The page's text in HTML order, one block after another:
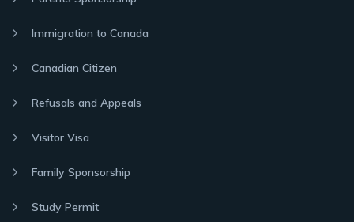
Immigration to Canada
Canadian Citizen
Refusals and Appeals
Visitor Visa
Family Sponsorship
Study Permit